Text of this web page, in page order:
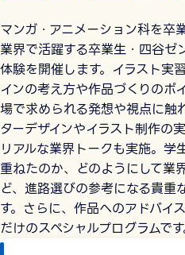
マンガ・アニメーション科を卒
業界で活躍する卒業生・四谷ゼ
体験を開催します。イラスト実
インの考え方や作品づくりのポ
場で求められる発想や視点に触
ターデザインやイラスト制作の
リアルな業界トークも実施。
重ねたのか、どのようにして業
ど、進路選びの参考になる貴重
す。さらに、作品へのアドバイ
だけのスペシャルプログラムです